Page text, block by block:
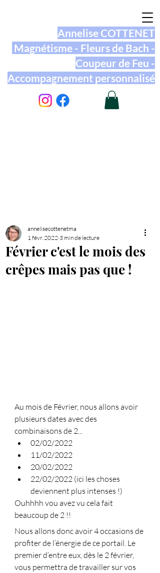
Annelise COTTENET
Magnétisme - Fleurs de Bach -
Coupeur de Feu -
Accompagnement personnalisé
Février c'est le mois des
crêpes mais pas que !
annelisecottenetma
1 févr. 2022 3 min de lecture
Au mois de Février, nous allons avoir
plusieurs dates avec des
combinaisons de 2...
02/02/2022
11/02/2022
20/02/2022
22/02/2022 (ici les choses
deviennent plus intenses !)
Ouhhhh vou avez vu cela fait
beaucoup de 2 !!
Nous allons donc avoir 4 occasions de
profiter de l’énergie de ce portail. Le
premier d’entre eux, dès le 2 février,
vous permettra de travailler sur vos